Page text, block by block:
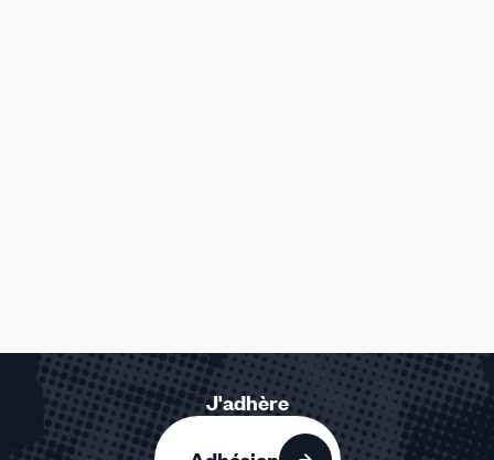
J'adhère